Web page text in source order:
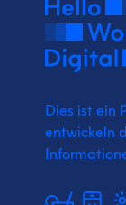
Dies ist ein
entwickeln